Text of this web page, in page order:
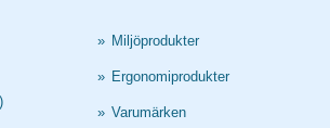
» Miljöprodukter
» Ergonomiprodukter
» Varumärken